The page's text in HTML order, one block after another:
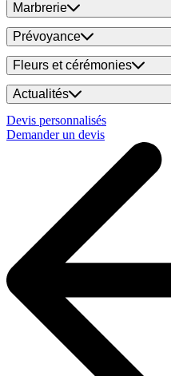
Marbrerie
Prévoyance
Fleurs et cérémonies
Actualités
Devis personnalisés
Demander un devis